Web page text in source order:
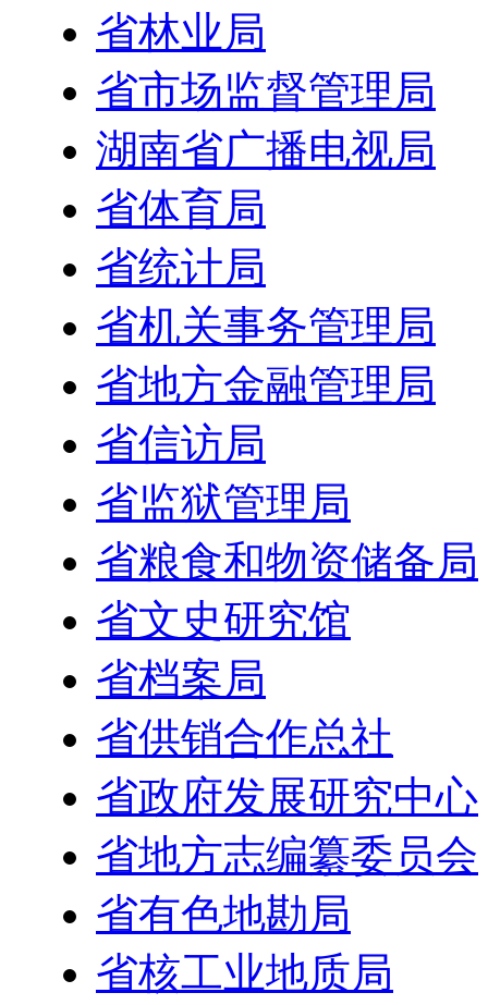
省林业局
省市场监督管理局
湖南省广播电视局
省体育局
省统计局
省机关事务管理局
省地方金融管理局
省信访局
省监狱管理局
省粮食和物资储备局
省文史研究馆
省档案局
省供销合作总社
省政府发展研究中心
省地方志编纂委员会
省有色地勘局
省核工业地质局